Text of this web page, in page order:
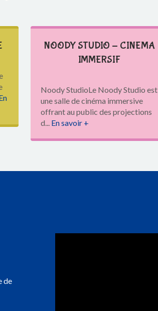
NOODY STUDIO - CINEMA
IMMERSIF
Noody StudioLe Noody Studio est
une salle de cinéma immersive
offrant au public des projections
d... En savoir +
de